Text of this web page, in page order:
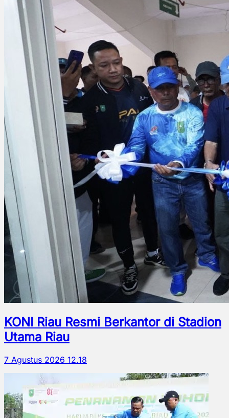
KONI Riau Resmi Berkantor di Stadion
Utama Riau
7 Agustus 2026 12.18